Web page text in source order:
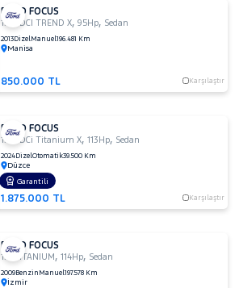
FORD FOCUS
1.6 TDCI TREND X,95Hp, Sedan
2013DizelManuel196.481 Km
Manisa
850.000 TL Karşılaştır
FORD FOCUS
1.5 TDCi Titanium X,113Hp, Sedan
2024DizelOtomatik39.500 Km
Düzce
1.875.000 TL Karşılaştır
Garantili
FORD FOCUS
1.6 TITANIUM ,114Hp, Sedan
2009Benzin Manuel197.578 Km
İzmir